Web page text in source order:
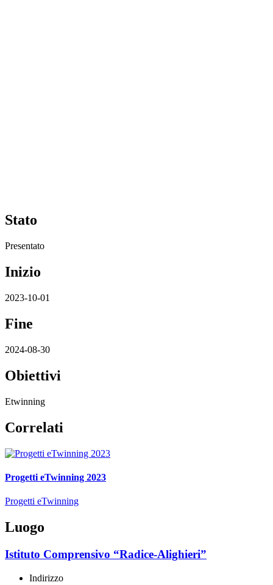
Stato
Presentato
Inizio
2023-10-01
Fine
2024-08-30
Obiettivi
Etwinning
Correlati
Progetti eTwinning 2023
Progetti eTwinning
Luogo
Istituto Comprensivo “Radice-Alighieri”
Indirizzo